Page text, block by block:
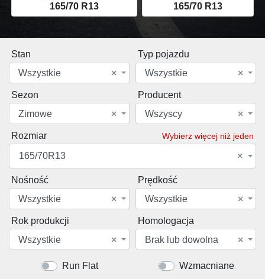
165/70 R13 165/70 R13
Stan
×
Wszystkie
Typ pojazdu
×
Wszystkie
Sezon
×
Zimowe
Producent
×
Wszyscy
Rozmiar Wybierz więcej niż jeden
×
165/70R13
Nośność
×
Wszystkie
Prędkość
×
Wszystkie
Rok produkcji
×
Wszystkie
Homologacja
×
Brak lub dowolna
Run Flat Wzmacniane